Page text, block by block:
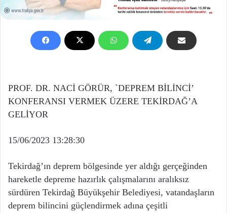
PROF. DR. NACİ GÖRÜR, `DEPREM BİLİNCİ’
KONFERANSI VERMEK ÜZERE TEKİRDAĞ’A
GELİYOR
15/06/2023 13:28:30
Tekirdağ’ın deprem bölgesinde yer aldığı gerçeğinden
hareketle depreme hazırlık çalışmalarını aralıksız
sürdüren Tekirdağ Büyükşehir Belediyesi, vatandaşların
deprem bilincini güçlendirmek adına çeşitli